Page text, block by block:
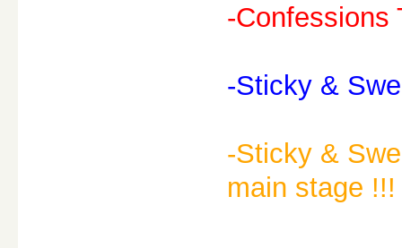
-Confessions
-Sticky &
-Sticky &
main stage !!!